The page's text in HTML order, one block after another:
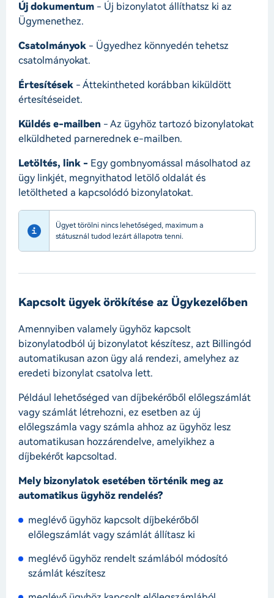
Új dokumentum - Új bizonylatot állíthatsz ki az
Ügymenethez.
Csatolmányok - Ügyedhez könnyedén tehetsz
csatolmányokat.
Értesítések - Áttekintheted korábban kiküldött
értesítéseidet.
Küldés e-mailben - Az ügyhöz tartozó bizonylatokat
elküldheted parnerednek e-mailben.
Letöltés, link - Egy gombnyomással másolhatod az
ügy linkjét, megnyithatod letölő oldalát és
letöltheted a kapcsolódó bizonylatokat.
Ügyet törölni nincs lehetőséged, maximum a
státusznál tudod lezárt állapotra tenni.
Kapcsolt ügyek örökítése az Ügykezelőben
Amennyiben valamely ügyhöz kapcsolt
bizonylatodból új bizonylatot készítesz, azt Billingód
automatikusan azon ügy alá rendezi, amelyhez az
eredeti bizonylat csatolva lett.
Például lehetőséged van díjbekérőből előlegszámlát
vagy számlát létrehozni, ez esetben az új
előlegszámla vagy számla ahhoz az ügyhöz lesz
automatikusan hozzárendelve, amelyikhez a
díjbekérőt kapcsoltad.
Mely bizonylatok esetében történik meg az
automatikus ügyhöz rendelés?
meglévő ügyhöz kapcsolt díjbekérőből
előlegszámlát vagy számlát állítasz ki
meglévő ügyhöz rendelt számlából módosító
számlát készítesz